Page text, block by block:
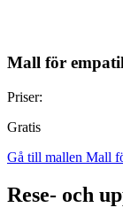
Mall för
Priser:
Gratis
Gå till mallen Mall
Rese- och